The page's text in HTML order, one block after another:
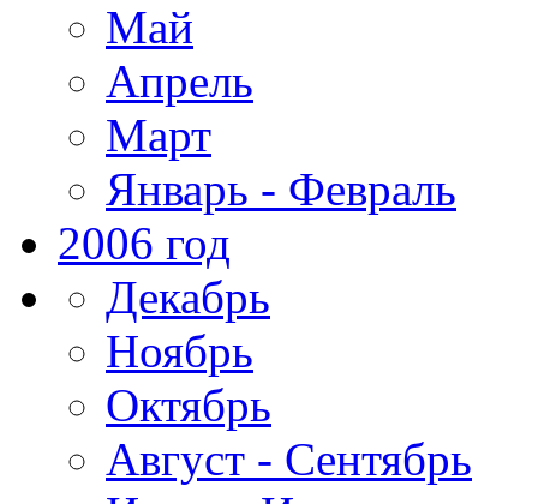
Май
Апрель
Март
Январь - Февраль
2006 год
Декабрь
Ноябрь
Октябрь
Август - Сентябрь